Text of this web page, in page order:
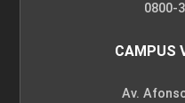
0800-
CAMPUS
Av.